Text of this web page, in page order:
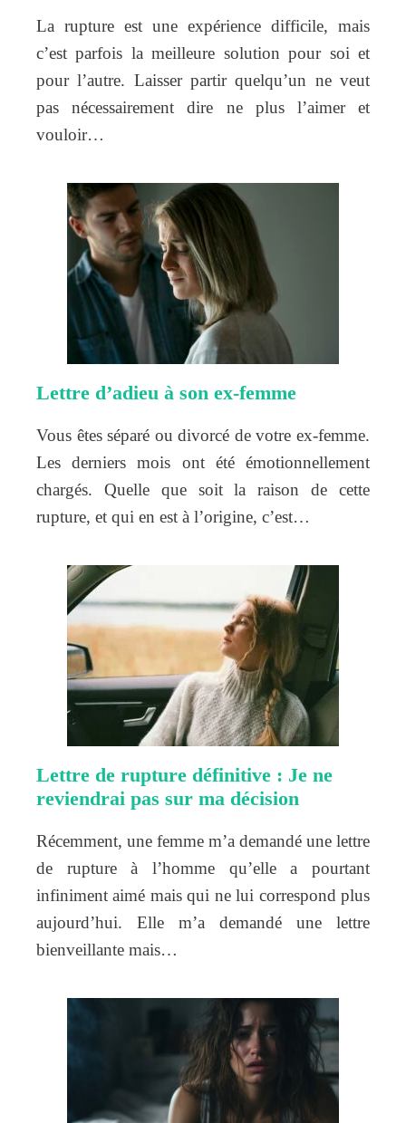
La rupture est une expérience difficile, mais
c’est parfois la meilleure solution pour soi et
pour l’autre. Laisser partir quelqu’un ne veut
pas nécessairement dire ne plus l’aimer et
vouloir…
Lettre d’adieu à son ex-femme
Vous êtes séparé ou divorcé de votre ex-femme.
Les derniers mois ont été émotionnellement
chargés. Quelle que soit la raison de cette
rupture, et qui en est à l’origine, c’est…
Lettre de rupture définitive : Je ne
reviendrai pas sur ma décision
Récemment, une femme m’a demandé une lettre
de rupture à l’homme qu’elle a pourtant
infiniment aimé mais qui ne lui correspond plus
aujourd’hui. Elle m’a demandé une lettre
bienveillante mais…